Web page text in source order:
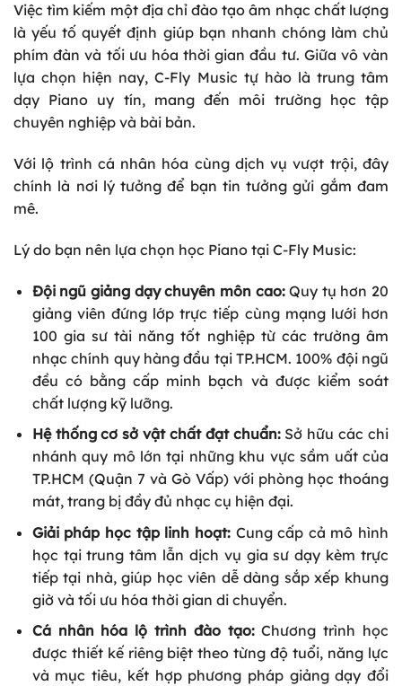
Việc tìm kiếm một địa chỉ đào tạo âm nhạc chất lượng
là yếu tố quyết định giúp bạn nhanh chóng làm chủ
phím đàn và tối ưu hóa thời gian đầu tư. Giữa vô vàn
lựa chọn hiện nay,C-Fly Music tự hào là trung tâm
dạy Piano uy tín, mang đến môi trường học tập
chuyên nghiệp và bài bản.
Với lộ trình cá nhân hóa cùng dịch vụ vượt trội, đây
chính là nơi lý tưởng để bạn tin tưởng gửi gắm đam
mê.
Lý do bạn nên lựa chọn học Piano tại C-Fly Music:
Đội ngũ giảng dạy chuyên môn cao:Quy tụ hơn 20
giảng viên đứng lớp trực tiếp cùng mạng lưới hơn
100 gia sư tài năng tốt nghiệp từ các trường âm
nhạc chính quy hàng đầu tại TP.HCM. 100% đội ngũ
đều có bằng cấp minh bạch và được kiểm soát
chất lượng kỹ lưỡng.
Hệ thống cơ sở vật chất đạt chuẩn:Sở hữu các chi
nhánh quy mô lớn tại những khu vực sầm uất của
TP.HCM (Quận 7 và Gò Vấp) với phòng học thoáng
mát, trang bị đầy đủ nhạc cụ hiện đại.
Giải pháp học tập linh hoạt:Cung cấp cả mô hình
học tại trung tâm lẫn dịch vụ gia sư dạy kèm trực
tiếp tại nhà, giúp học viên dễ dàng sắp xếp khung
giờ và tối ưu hóa thời gian di chuyển.
Cá nhân hóa lộ trình đào tạo:Chương trình học
được thiết kế riêng biệt theo từng độ tuổi, năng lực
và mục tiêu, kết hợp phương pháp giảng dạy đổi